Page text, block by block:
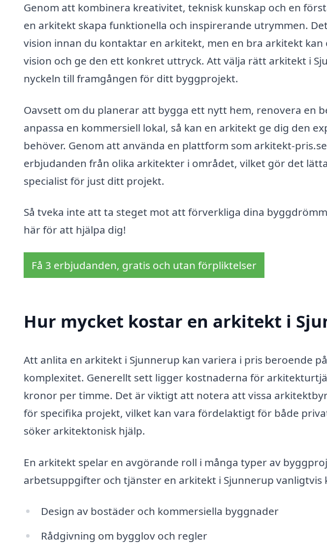
Genom att kombinera kreativitet, teknisk kunskap och en
en arkitekt skapa funktionella och inspirerande utrymmen.
vision innan du kontaktar en arkitekt, men en bra arkitekt
vision och ge den ett konkret uttryck. Att välja rätt arkitekt i
nyckeln till framgången för ditt byggprojekt.
Oavsett om du planerar att bygga ett nytt hem, renovera en
anpassa en kommersiell lokal, så kan en arkitekt ge dig den
behöver. Genom att använda en plattform som arkitekt-
erbjudanden från olika arkitekter i området, vilket gör det
specialist för just ditt projekt.
Så tveka inte att ta steget mot att förverkliga dina
här för att hjälpa dig!
Få 3 erbjudanden, gratis och utan förpliktelser
Hur mycket kostar en arkitekt i
Att anlita en arkitekt i Sjunnerup kan variera i pris beroende
komplexitet. Generellt sett ligger kostnaderna för
kronor per timme. Det är viktigt att notera att vissa
för specifika projekt, vilket kan vara fördelaktigt för både
söker arkitektonisk hjälp.
En arkitekt spelar en avgörande roll i många typer av
arbetsuppgifter och tjänster en arkitekt i Sjunnerup vanligtvis
Design av bostäder och kommersiella byggnader
Rådgivning om bygglov och regler